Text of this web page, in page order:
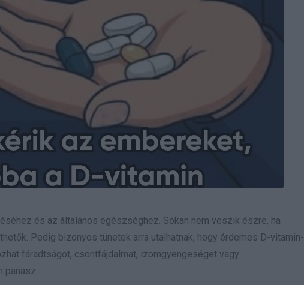
és az általános egészséghez. Sokan nem veszik észre, ha
Pedig bizonyos tünetek arra utalhatnak, hogy érdemes D-vitamin-
fáradtságot, csontfájdalmat, izomgyengeséget vagy
panasz.